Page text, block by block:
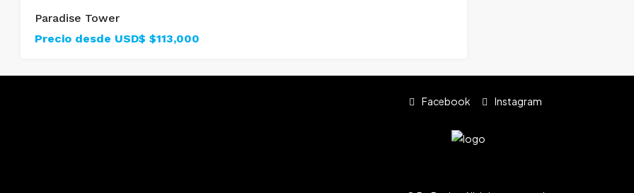
Paradise Tower
Precio desde USD$ $113,000
Facebook Instagram